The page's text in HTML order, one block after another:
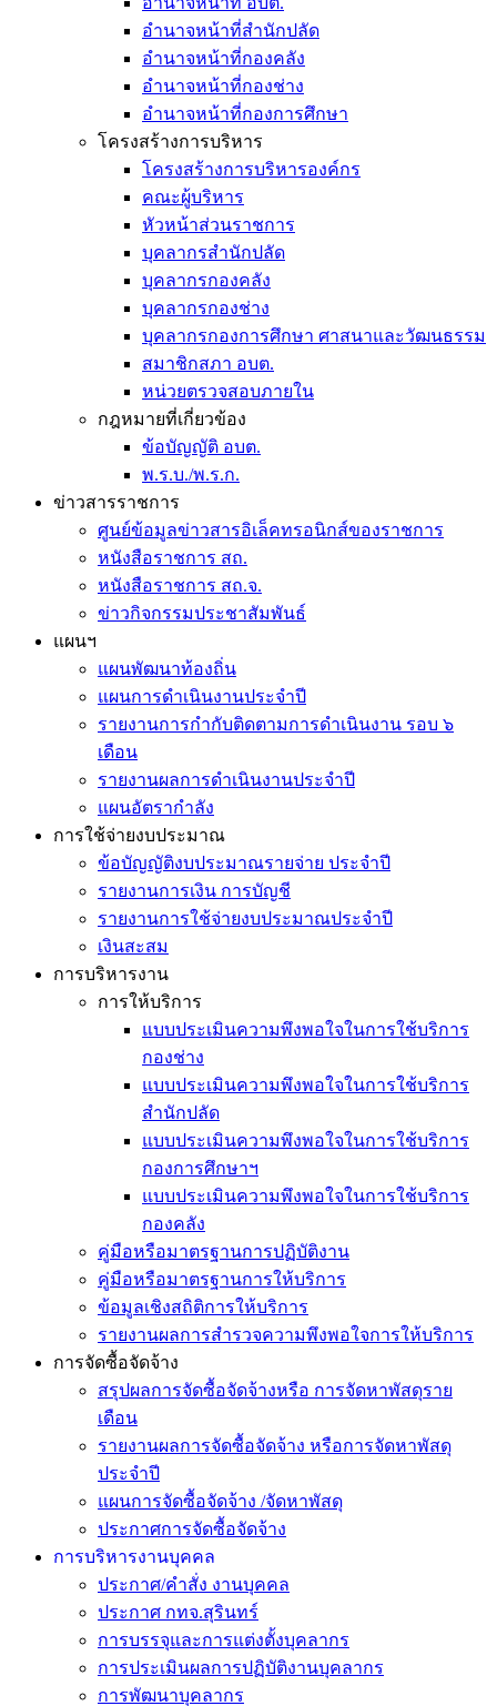
อำนาจหน้าที่สำนักปลัด
อำนาจหน้าที่กองคลัง
อำนาจหน้าที่กองช่าง
อำนาจหน้าที่กองการศึกษา
โครงสร้างการบริหาร
โครงสร้างการบริหารองค์กร
คณะผู้บริหาร
หัวหน้าส่วนราชการ
บุคลากรสำนักปลัด
บุคลากรกองคลัง
บุคลากรกองช่าง
บุคลากรกองการศึกษา ศาสนาและวัฒนธรรม
สมาชิกสภา อบต.
หน่วยตรวจสอบภายใน
กฎหมายที่เกี่ยวข้อง
ข้อบัญญัติ อบต.
พ.ร.บ./พ.ร.ก.
ข่าวสารราชการ
ศูนย์ข้อมูลข่าวสารอิเล็คทรอนิกส์ของราชการ
หนังสือราชการ สถ.
หนังสือราชการ สถ.จ.
ข่าวกิจกรรมประชาสัมพันธ์
แผนฯ
แผนพัฒนาท้องถิ่น
แผนการดำเนินงานประจำปี
รายงานการกำกับติดตามการดำเนินงาน รอบ ๖
เดือน
รายงานผลการดำเนินงานประจำปี
แผนอัตรากำลัง
การใช้จ่ายงบประมาณ
ข้อบัญญัติงบประมาณรายจ่าย ประจำปี
รายงานการเงิน การบัญชี
รายงานการใช้จ่ายงบประมาณประจำปี
เงินสะสม
การบริหารงาน
การให้บริการ
แบบประเมินความพึงพอใจในการใช้บริการ
กองช่าง
แบบประเมินความพึงพอใจในการใช้บริการ
สำนักปลัด
แบบประเมินความพึงพอใจในการใช้บริการ
กองการศึกษาฯ
แบบประเมินความพึงพอใจในการใช้บริการ
กองคลัง
คู่มือหรือมาตรฐานการปฏิบัติงาน
คู่มือหรือมาตรฐานการให้บริการ
ข้อมูลเชิงสถิติการให้บริการ
รายงานผลการสำรวจความพึงพอใจการให้บริการ
การจัดซื้อจัดจ้าง
สรุปผลการจัดซื้อจัดจ้างหรือ การจัดหาพัสดุราย
เดือน
รายงานผลการจัดซื้อจัดจ้าง หรือการจัดหาพัสดุ
ประจำปี
แผนการจัดซื้อจัดจ้าง /จัดหาพัสดุ
ประกาศการจัดซื้อจัดจ้าง
การบริหารงานบุคคล
ประกาศ/คำสั่ง งานบุคคล
ประกาศ กทจ.สุรินทร์
การบรรจุและการแต่งตั้งบุคลากร
การประเมินผลการปฏิบัติงานบุคลากร
การพัฒนาบุคลากร